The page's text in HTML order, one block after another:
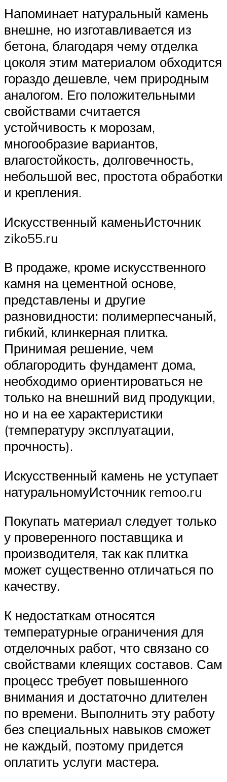
Напоминает натуральный камень
внешне, но изготавливается из
бетона, благодаря чему отделка
цоколя этим материалом обходится
гораздо дешевле, чем природным
аналогом. Его положительными
свойствами считается
устойчивость к морозам,
многообразие вариантов,
влагостойкость, долговечность,
небольшой вес, простота обработки
и крепления.
Искусственный каменьИсточник
ziko55.ru
В продаже, кроме искусственного
камня на цементной основе,
представлены и другие
разновидности: полимерпесчаный,
гибкий, клинкерная плитка.
Принимая решение, чем
облагородить фундамент дома,
необходимо ориентироваться не
только на внешний вид продукции,
но и на ее характеристики
(температуру эксплуатации,
прочность).
Искусственный камень не уступает
натуральномуИсточник remoo.ru
Покупать материал следует только
у проверенного поставщика и
производителя, так как плитка
может существенно отличаться по
качеству.
К недостаткам относятся
температурные ограничения для
отделочных работ, что связано со
свойствами клеящих составов. Сам
процесс требует повышенного
внимания и достаточно длителен
по времени. Выполнить эту работу
без специальных навыков сможет
не каждый, поэтому придется
оплатить услуги мастера.